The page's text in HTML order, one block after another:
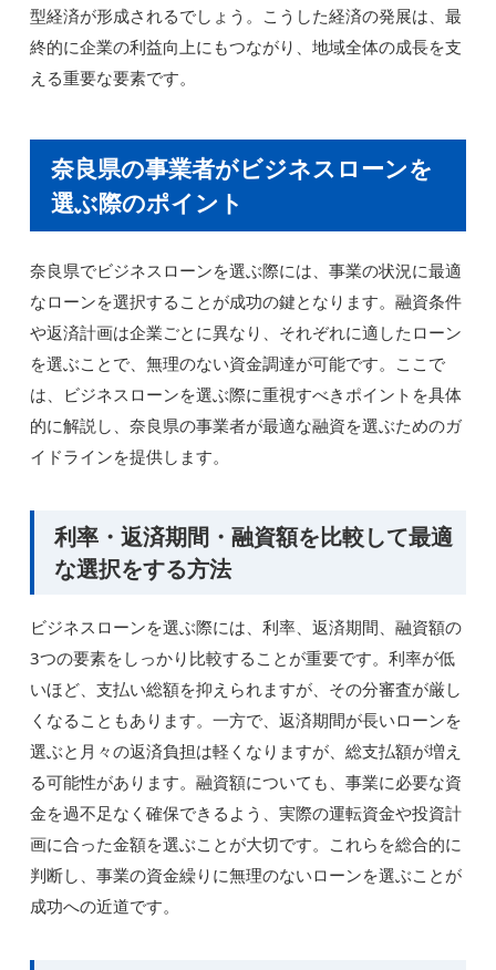
型経済が形成されるでしょう。こうした経済の発展は、最
終的に企業の利益向上にもつながり、地域全体の成長を支
える重要な要素です。
奈良県の事業者がビジネスローンを
選ぶ際のポイント
奈良県でビジネスローンを選ぶ際には、事業の状況に最適
なローンを選択することが成功の鍵となります。融資条件
や返済計画は企業ごとに異なり、それぞれに適したローン
を選ぶことで、無理のない資金調達が可能です。ここで
は、ビジネスローンを選ぶ際に重視すべきポイントを具体
的に解説し、奈良県の事業者が最適な融資を選ぶためのガ
イドラインを提供します。
利率・返済期間・融資額を比較して最適
な選択をする方法
ビジネスローンを選ぶ際には、利率、返済期間、融資額の
3つの要素をしっかり比較することが重要です。利率が低
いほど、支払い総額を抑えられますが、その分審査が厳し
くなることもあります。一方で、返済期間が長いローンを
選ぶと月々の返済負担は軽くなりますが、総支払額が増え
る可能性があります。融資額についても、事業に必要な資
金を過不足なく確保できるよう、実際の運転資金や投資計
画に合った金額を選ぶことが大切です。これらを総合的に
判断し、事業の資金繰りに無理のないローンを選ぶことが
成功への近道です。